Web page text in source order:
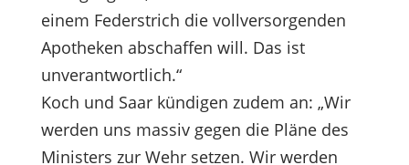
einem Federstrich die vollversorgenden
Apotheken abschaffen will. Das ist
unverantwortlich.“
Koch und Saar kündigen zudem an: „Wir
werden uns massiv gegen die Pläne des
Ministers zur Wehr setzen. Wir werden